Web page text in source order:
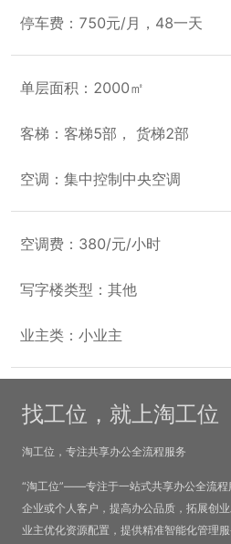
停车费：750元/月，48一天
单层面积：2000㎡
客梯：客梯5部， 货梯2部
空调：集中控制中央空调
空调费：380/元/小时
写字楼类型：其他
业主类：小业主
找工位，就上淘工位
淘工位，专注共享办公全流程服务
“淘工位”——专注于一站式共享办公全流程
企业或个人客户，提高办公品质，拓展创
业主优化资源配置，提供精准智能化管理服